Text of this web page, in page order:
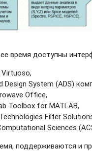
время доступны
Design System (ADS)
Office,
Toolbox for MATLAB,
Filter
Sciences
поддерживаются и